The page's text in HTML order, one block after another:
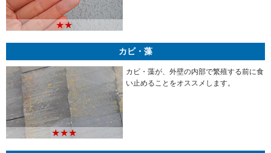
★★
カビ・藻
★★★
カビ・藻が、外壁の内部で繁殖する前に食
い止めることをオススメします。